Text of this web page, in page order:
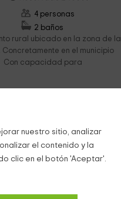
nuestro sitio, analizar
el contenido y la
clic en el botón 'Aceptar'.
4 personas
2 baños
rural ubicado en la zona de la
en el municipio
Con capacidad para
Reservado 1 veces
de Berga, en la comarca de